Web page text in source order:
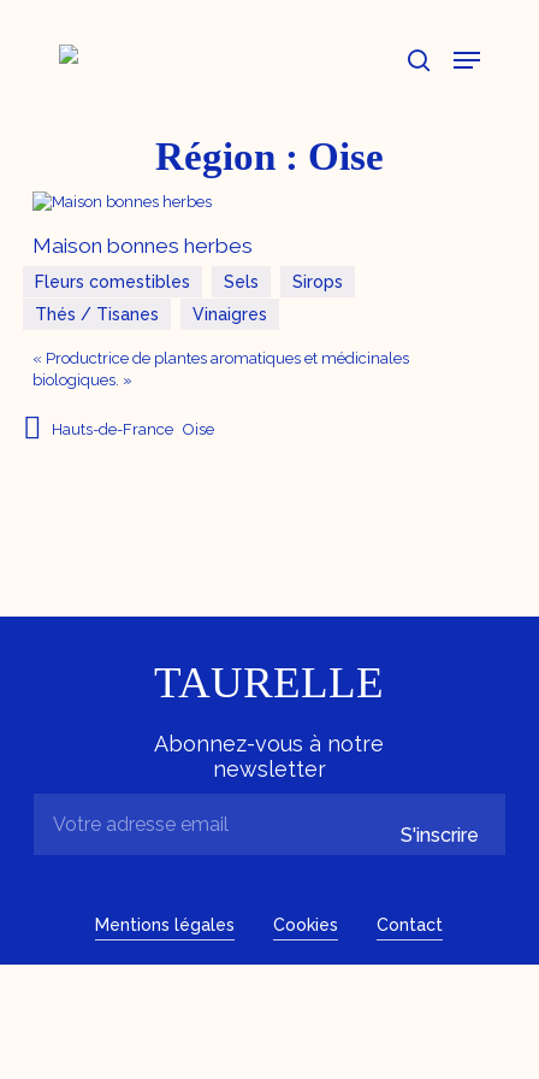
Menu
Région : Oise
Maison bonnes herbes
Fleurs comestibles Sels
Sirops
Thés / Tisanes
Vinaigres
« Productrice de plantes aromatiques et médicinales
biologiques. »
Hauts-de-France Oise
TAURELLE
Abonnez-vous à notre
newsletter
S'inscrire
Mentions légales Cookies Contact